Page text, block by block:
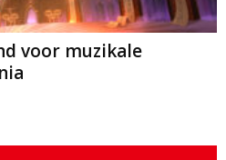
voor muzikale